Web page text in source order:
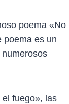
poema «No
poema es un
fuego», las